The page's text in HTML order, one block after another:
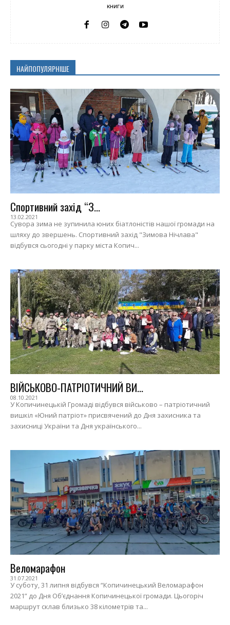
книги
НАЙПОПУЛЯРНІШЕ
Спортивний захід “З...
13.02.2021
Сувора зима не зупинила юних біатлоністів нашої громади на
шляху до звершень. Спортивний захід "Зимова Нічлава"
відбувся сьогодні у парку міста Копич...
ВІЙСЬКОВО-ПАТРІОТИЧНИЙ ВИ...
08.10.2021
У Копичинецькій Громаді відбувся військово – патріотичний
вишкіл «Юний патріот» присвячений до Дня захисника та
захисниці України та Дня українського...
Веломарафон
31.07.2021
У суботу, 31 липня відбувся “Копичинецький Веломарафон
2021” до Дня Об’єднання Копичинецької громади. Цьогоріч
маршрут склав близько 38 кілометрів та...